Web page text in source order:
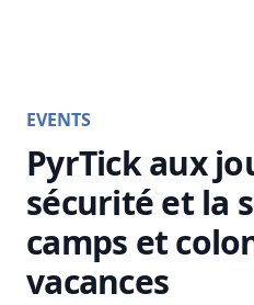
EVENTS
PyrTick aux
sécurité et la
camps et
vacances